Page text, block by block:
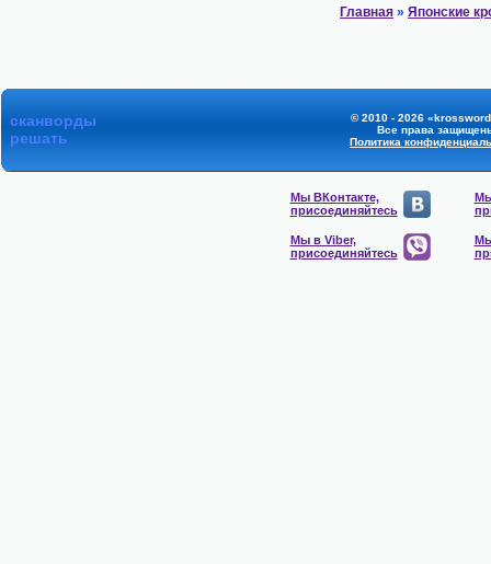
Главная » Японские
сканворды
решать
© 2010 - 2026
Все права
Политика
Мы ВКонтакте,
присоединяйтесь
Мы в Viber,
присоединяйтесь